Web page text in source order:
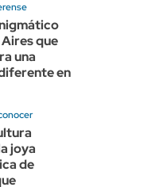
que
una
en
joya
de